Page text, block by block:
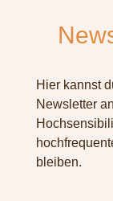
Hier kannst
Newsletter
bleiben.